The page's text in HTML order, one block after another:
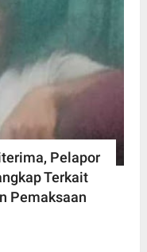
Pelapor
Terkait
Pemaksaan